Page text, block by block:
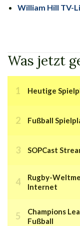
William Hill TV-
Was jetzt
Heutige
Fußball
SOPCast
Rugby-
Internet
Champions
Fußball